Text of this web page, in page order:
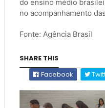
do ensino médio
no acompanhamento
Fonte: Agência Brasil
SHARE THIS
Facebook